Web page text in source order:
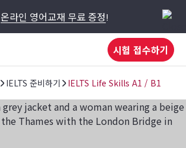
온라인 영어교재 무료 증정!
시험 접수하기
IELTS 준비하기 IELTS Life Skills A1 / B1